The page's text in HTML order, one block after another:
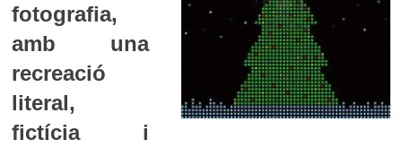
fotografia,
amb una
recreació
literal,
fictícia i